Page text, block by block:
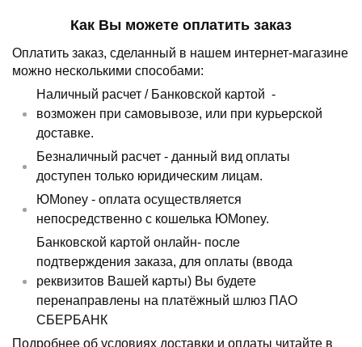
Как Вы можете оплатить заказ
Оплатить заказ, сделанный в нашем интернет-магазине
можно несколькими способами:
Наличный расчет / Банковской картой -
возможен при самовывозе, или при курьерской
доставке.
Безналичный расчет - данный вид оплаты
доступен только юридическим лицам.
ЮMoney - оплата осуществляется
непосредственно с кошелька ЮMoney.
Банковской картой онлайн- после
подтверждения заказа, для оплаты (ввода
реквизитов Вашей карты) Вы будете
перенаправлены на платёжный шлюз ПАО
СБЕРБАНК
Подробнее об условиях доставки и оплаты читайте в